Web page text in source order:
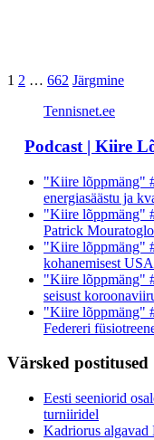
Posts
pagination
Page
1 Page
2 … Page
662 Järgmine
Tennisnet.ee
Podcast | Kiire
"Kiire lõppmäng"
energiasäästu ja
"Kiire lõppmäng"
Patrick
"Kiire lõppmäng"
kohanemisest
"Kiire lõppmäng"
seisust
"Kiire lõppmäng"
Federeri
Värsked postitused
Eesti seeniorid
turniiridel
Kadriorus algavad